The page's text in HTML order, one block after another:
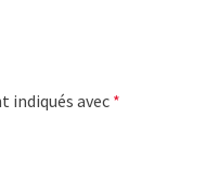
indiqués avec*